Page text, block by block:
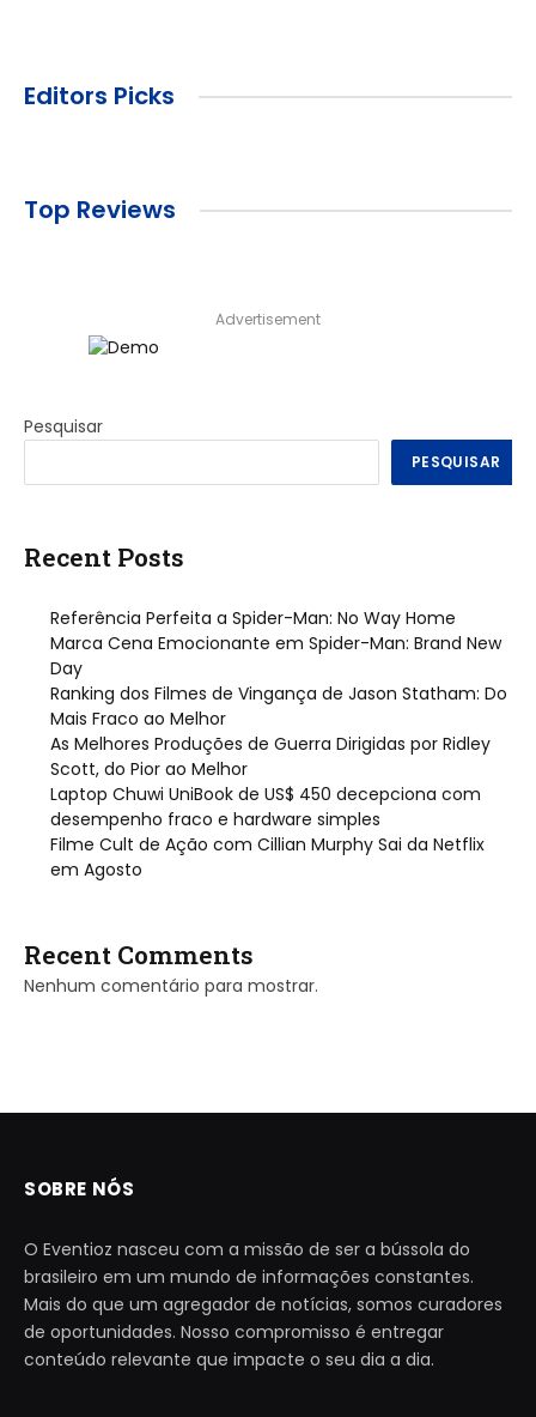
Editors Picks
Top Reviews
Advertisement
Pesquisar
PESQUISAR
Recent Posts
Referência Perfeita a Spider-Man: No Way Home
Marca Cena Emocionante em Spider-Man: Brand New
Day
Ranking dos Filmes de Vingança de Jason Statham: Do
Mais Fraco ao Melhor
As Melhores Produções de Guerra Dirigidas por Ridley
Scott, do Pior ao Melhor
Laptop Chuwi UniBook de US$ 450 decepciona com
desempenho fraco e hardware simples
Filme Cult de Ação com Cillian Murphy Sai da Netflix
em Agosto
Recent Comments
Nenhum comentário para mostrar.
SOBRE NÓS
O Eventioz nasceu com a missão de ser a bússola do
brasileiro em um mundo de informações constantes.
Mais do que um agregador de notícias, somos curadores
de oportunidades. Nosso compromisso é entregar
conteúdo relevante que impacte o seu dia a dia.